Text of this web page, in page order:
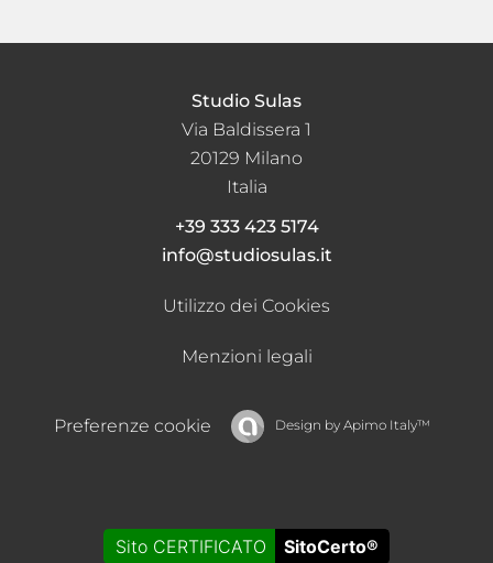
Studio Sulas
Via Baldissera 1
20129 Milano
Italia
+39 333 423 5174
info@studiosulas.it
Utilizzo dei Cookies
Menzioni legali
Preferenze cookie Design by Apimo Italy™
Sito CERTIFICATO SitoCerto®